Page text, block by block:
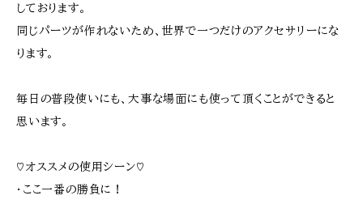
しております。
同じパーツが作れないため、世界で一つだけのアクセサリーにな
ります。
毎日の普段使いにも、大事な場面にも使って頂くことができると
思います。
♡オススメの使用シーン♡
・ここ一番の勝負に！